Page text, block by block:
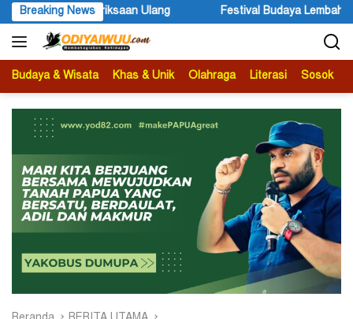
Langsung
ke
konten
Breaking News
Lembah Baliem Resmi Dibuka, Momentum Melestarikan
Budaya & Wisata Khas & Unik Olahraga Literasi Sosok